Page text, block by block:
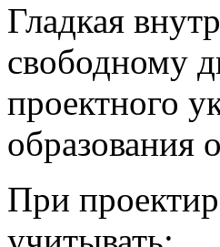
Гладкая
свободному
проектного
образования
При